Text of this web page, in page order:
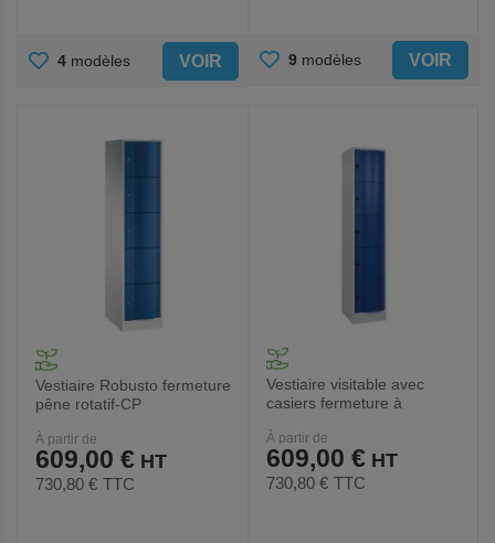
AJOUTER
FAVORIS
4 modèles VOIR AJOUTER
9 modèles VOIR
Vestiaire Robusto fermeture
pêne rotatif-CP
À partir de
609,00 €
730,80 € TTC
Vestiaire visitable avec
casiers fermeture à
À partir de
609,00 €
730,80 € TTC